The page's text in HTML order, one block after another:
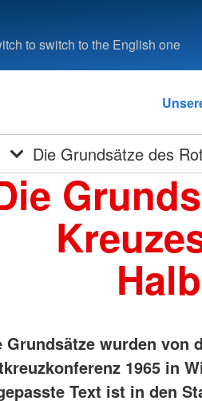
to switch to the English one
Die Grundsätze des
Grundsätze wurden von
1965 in
Text ist in den